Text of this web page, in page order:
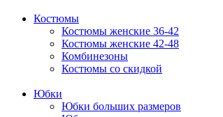
Костюмы
Костюмы женские 36-42
Костюмы женские 42-48
Комбинезоны
Костюмы со скидкой
Юбки
Юбки больших размеров